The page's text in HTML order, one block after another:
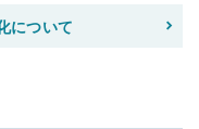
について